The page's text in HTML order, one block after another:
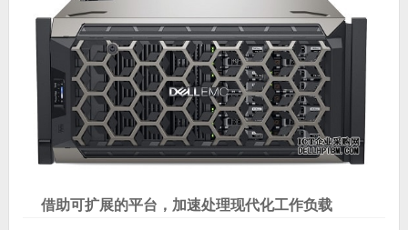
借助可扩展的平台，加速处理现代化工作负载